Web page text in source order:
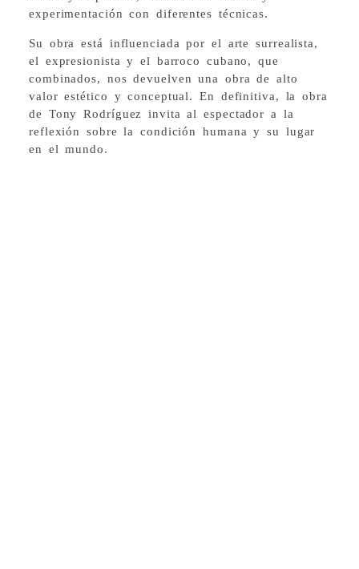
experimentación con diferentes técnicas.
Su obra está influenciada por el arte surrealista,
el expresionista y el barroco cubano, que
combinados, nos devuelven una obra de alto
valor estético y conceptual. En definitiva, la obra
de Tony Rodríguez invita al espectador a la
reflexión sobre la condición humana y su lugar
en el mundo.